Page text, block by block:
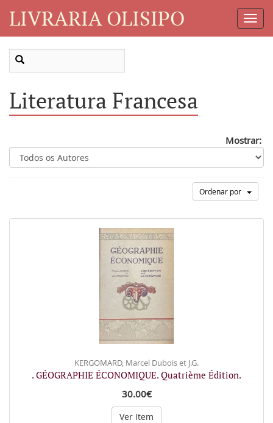
LIVRARIA OLISIPO
Literatura Francesa
Mostrar:
Ordenar por
KERGOMARD, Marcel Dubois et J.G.
. GÉOGRAPHIE ÉCONOMIQUE. Quatrième Édition.
30.00€
Ver Item